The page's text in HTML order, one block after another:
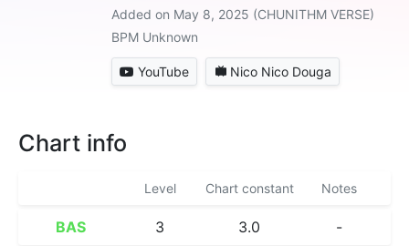
Added on May 8, 2025 (CHUNITHM VERSE)
BPM Unknown
YouTube Nico Nico Douga
Chart info
Level Chart constant Notes
BAS 3 3.0 -